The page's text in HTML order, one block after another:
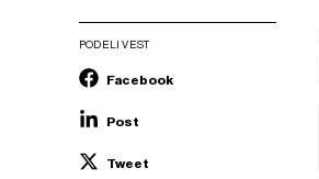
PODELI VEST
Facebook
Post
Tweet